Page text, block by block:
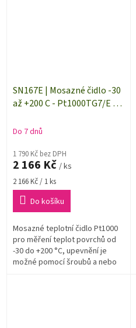
SN167E | Mosazné čidlo -30
až +200 C - Pt1000TG7/E -
Do 7 dnů
1 790 Kč bez DPH
2 166 Kč / ks
Měrná
cena:
2 166 Kč / 1 ks
Do košíku
Mosazné teplotní čidlo Pt1000
pro měření teplot povrchů od
-30 do +200 °C, upevnění je
možné pomocí šroubů a nebo